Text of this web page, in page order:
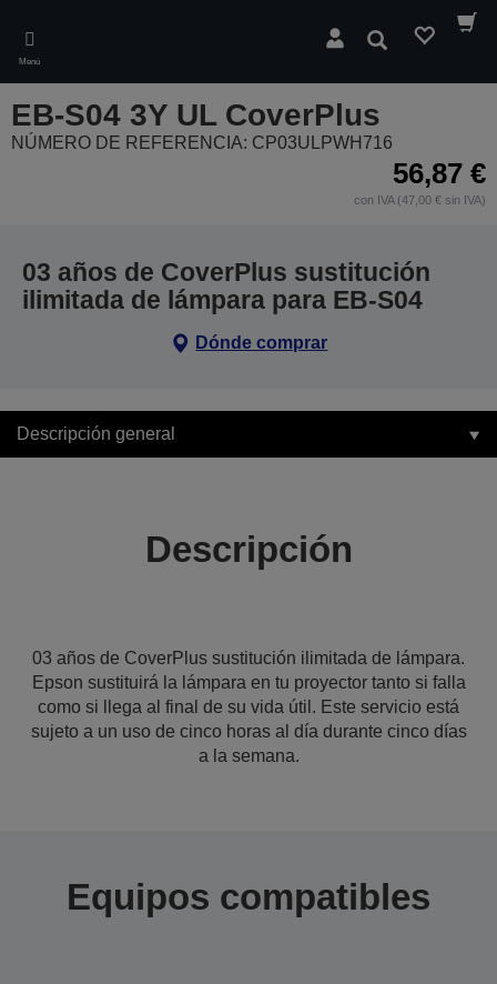
main
content
Menú
Buscar
EB-S04 3Y UL CoverPlus
NÚMERO DE REFERENCIA: CP03ULPWH716
56,87 €
con IVA (47,00 € sin IVA)
03 años de CoverPlus sustitución
ilimitada de lámpara para EB-S04
Dónde comprar
Descripción general
Descripción
03 años de CoverPlus sustitución ilimitada de lámpara.
Epson sustituirá la lámpara en tu proyector tanto si falla
como si llega al final de su vida útil. Este servicio está
sujeto a un uso de cinco horas al día durante cinco días
a la semana.
Equipos compatibles